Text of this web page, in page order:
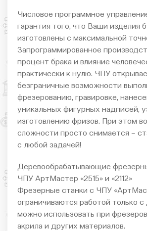
Числовое программное
гарантия того, что Ваши изделия
изготовлены с максимальной
Запрограммированное
процент брака и влияние
практически к нулю. ЧПУ
безграничные возможности
фрезерованию, гравировке,
уникальных фигурных надписей,
изготовлению фризов. При этом
сложности просто снимается –
с любой задачей!
Деревообрабатывающие
ЧПУ АртМастер «2515» и «2112»
Фрезерные станки с ЧПУ
ограничиваются работой только
можно использовать при
акрила и других материалов.